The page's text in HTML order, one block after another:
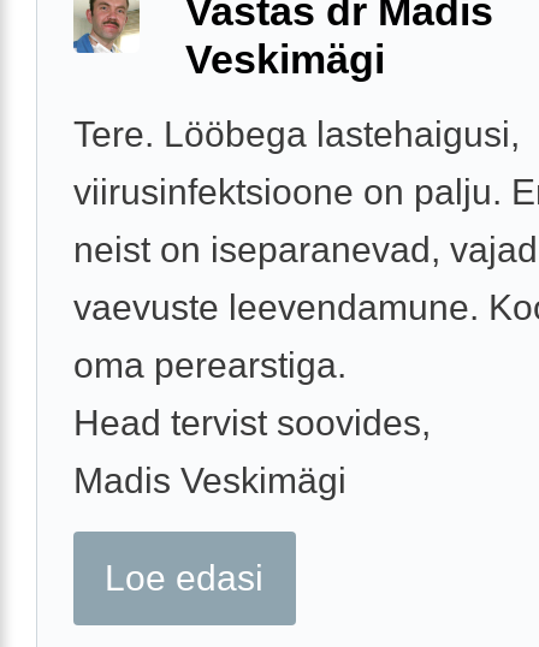
Vastas dr Madis
Veskimägi
Tere. Lööbega lastehaigusi,
viirusinfektsioone on palju.
neist on iseparanevad,
vaevuste leevendamune.
oma perearstiga.
Head tervist soovides,
Madis Veskimägi
Loe edasi